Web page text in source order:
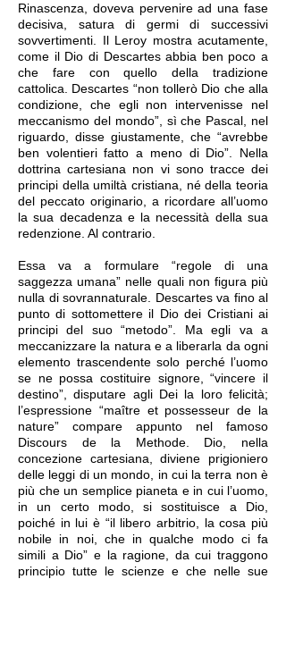
Rinascenza, doveva pervenire ad una fase
decisiva, satura di germi di successivi
sovvertimenti. Il Leroy mostra acutamente,
come il Dio di Descartes abbia ben poco a
che fare con quello della tradizione
cattolica. Descartes “non tollerò Dio che alla
condizione, che egli non intervenisse nel
meccanismo del mondo”, sì che Pascal, nel
riguardo, disse giustamente, che “avrebbe
ben volentieri fatto a meno di Dio”. Nella
dottrina cartesiana non vi sono tracce dei
principi della umiltà cristiana, né della teoria
del peccato originario, a ricordare all’uomo
la sua decadenza e la necessità della sua
redenzione. Al contrario.
Essa va a formulare “regole di una
saggezza umana” nelle quali non figura più
nulla di sovrannaturale. Descartes va fino al
punto di sottomettere il Dio dei Cristiani ai
principi del suo “metodo”. Ma egli va a
meccanizzare la natura e a liberarla da ogni
elemento trascendente solo perché l’uomo
se ne possa costituire signore, “vincere il
destino”, disputare agli Dei la loro felicità;
l’espressione “maître et possesseur de la
nature” compare appunto nel famoso
Discours de la Methode. Dio, nella
concezione cartesiana, diviene prigioniero
delle leggi di un mondo, in cui la terra non è
più che un semplice pianeta e in cui l’uomo,
in un certo modo, si sostituisce a Dio,
poiché in lui è “il libero arbitrio, la cosa più
nobile in noi, che in qualche modo ci fa
simili a Dio” e la ragione, da cui traggono
principio tutte le scienze e che nelle sue